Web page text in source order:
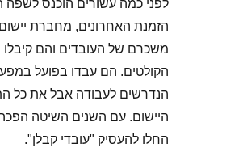
לפני כמה עשורים הוכנס לשפה
הזמנת האחרונים, מחברת
משכרם של העובדים והם קיבלו
הקולטים. הם עבדו בפועל
הנדרשים לעבודה אבל את כל
היישום. עם השנים השיטה
החלו להעסיק "עובדי קבלן".